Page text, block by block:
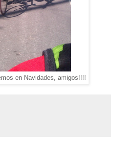
en Navidades, amigos!!!!